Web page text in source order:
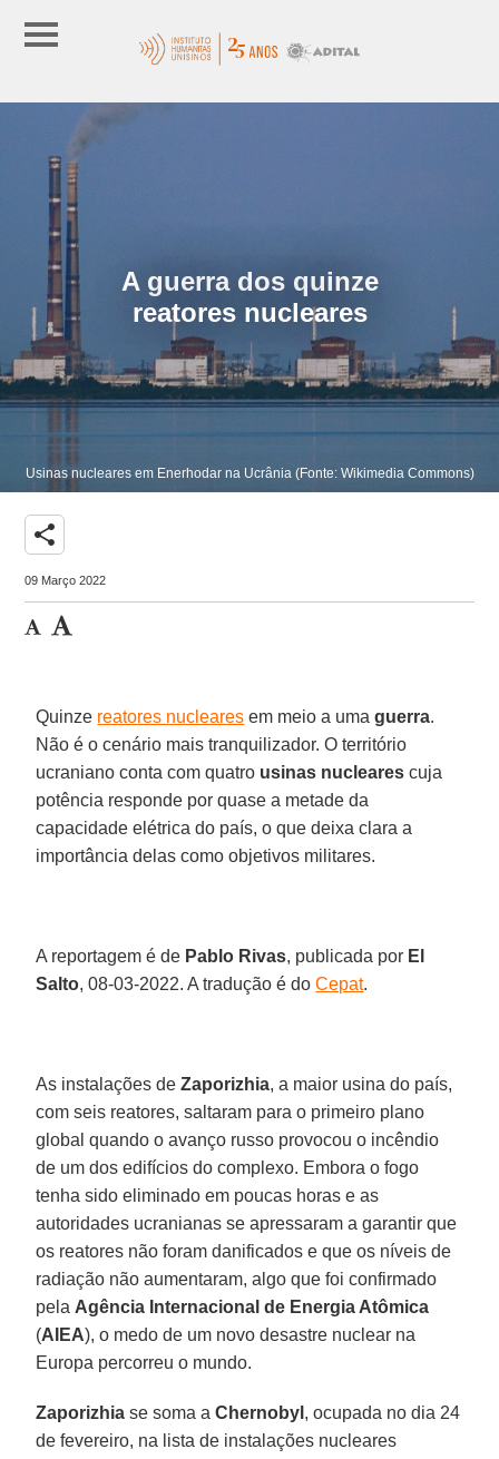
A guerra dos quinze
reatores nucleares
Usinas nucleares em Enerhodar na Ucrânia (Fonte: Wikimedia Commons)
share
09 Março 2022
Quinze reatores nucleares em meio a umaguerra.
Não é o cenário mais tranquilizador. O território
ucraniano conta com quatro usinas nucleares cuja
potência responde por quase a metade da
capacidade elétrica do país, o que deixa clara a
importância delas como objetivos militares.
A reportagem é de Pablo Rivas, publicada por El
Salto, 08-03-2022. A tradução é doCepat.
As instalações deZaporizhia, a maior usina do país,
com seis reatores, saltaram para o primeiro plano
global quando o avanço russo provocou o incêndio
de um dos edifícios do complexo. Embora o fogo
tenha sido eliminado em poucas horas e as
autoridades ucranianas se apressaram a garantir que
os reatores não foram danificados e que os níveis de
radiação não aumentaram, algo que foi confirmado
pela Agência Internacional de Energia Atômica
(AIEA), o medo de um novo desastre nuclear na
Europa percorreu o mundo.
Zaporizhia se soma aChernobyl , ocupada no dia 24
de fevereiro, na lista de instalações nucleares